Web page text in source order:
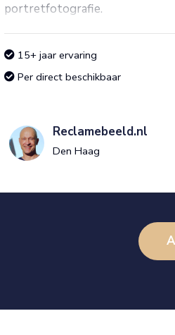
portretfotografie.
15+ jaar ervaring
Per direct beschikbaar
Reclamebeeld.nl
Den Haag